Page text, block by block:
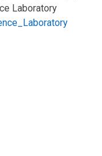
Laboratory